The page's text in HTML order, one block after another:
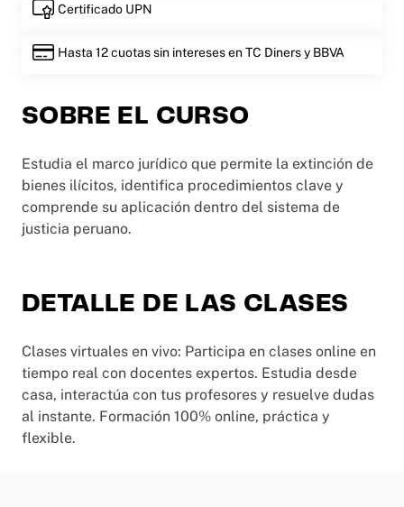
Certificado UPN
Hasta 12 cuotas sin intereses en TC Diners y BBVA
SOBRE EL CURSO
Estudia el marco jurídico que permite la extinción de
bienes ilícitos, identifica procedimientos clave y
comprende su aplicación dentro del sistema de
justicia peruano.
DETALLE DE LAS CLASES
Clases virtuales en vivo: Participa en clases online en
tiempo real con docentes expertos. Estudia desde
casa, interactúa con tus profesores y resuelve dudas
al instante. Formación 100% online, práctica y
flexible.